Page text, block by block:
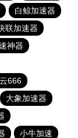
白鲸加速器
联加速器
神器
666
大象加速器
小牛加速